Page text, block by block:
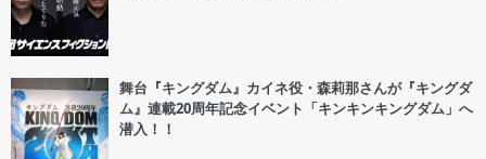
舞台『キングダム』カイネ役・森莉那さんが『キングダ
ム』連載20周年記念イベント「キンキンキングダム」へ
潜入！！